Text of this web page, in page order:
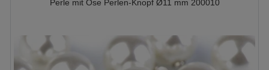
Perle mit Öse Perlen-Knopf Ø11 mm 200010